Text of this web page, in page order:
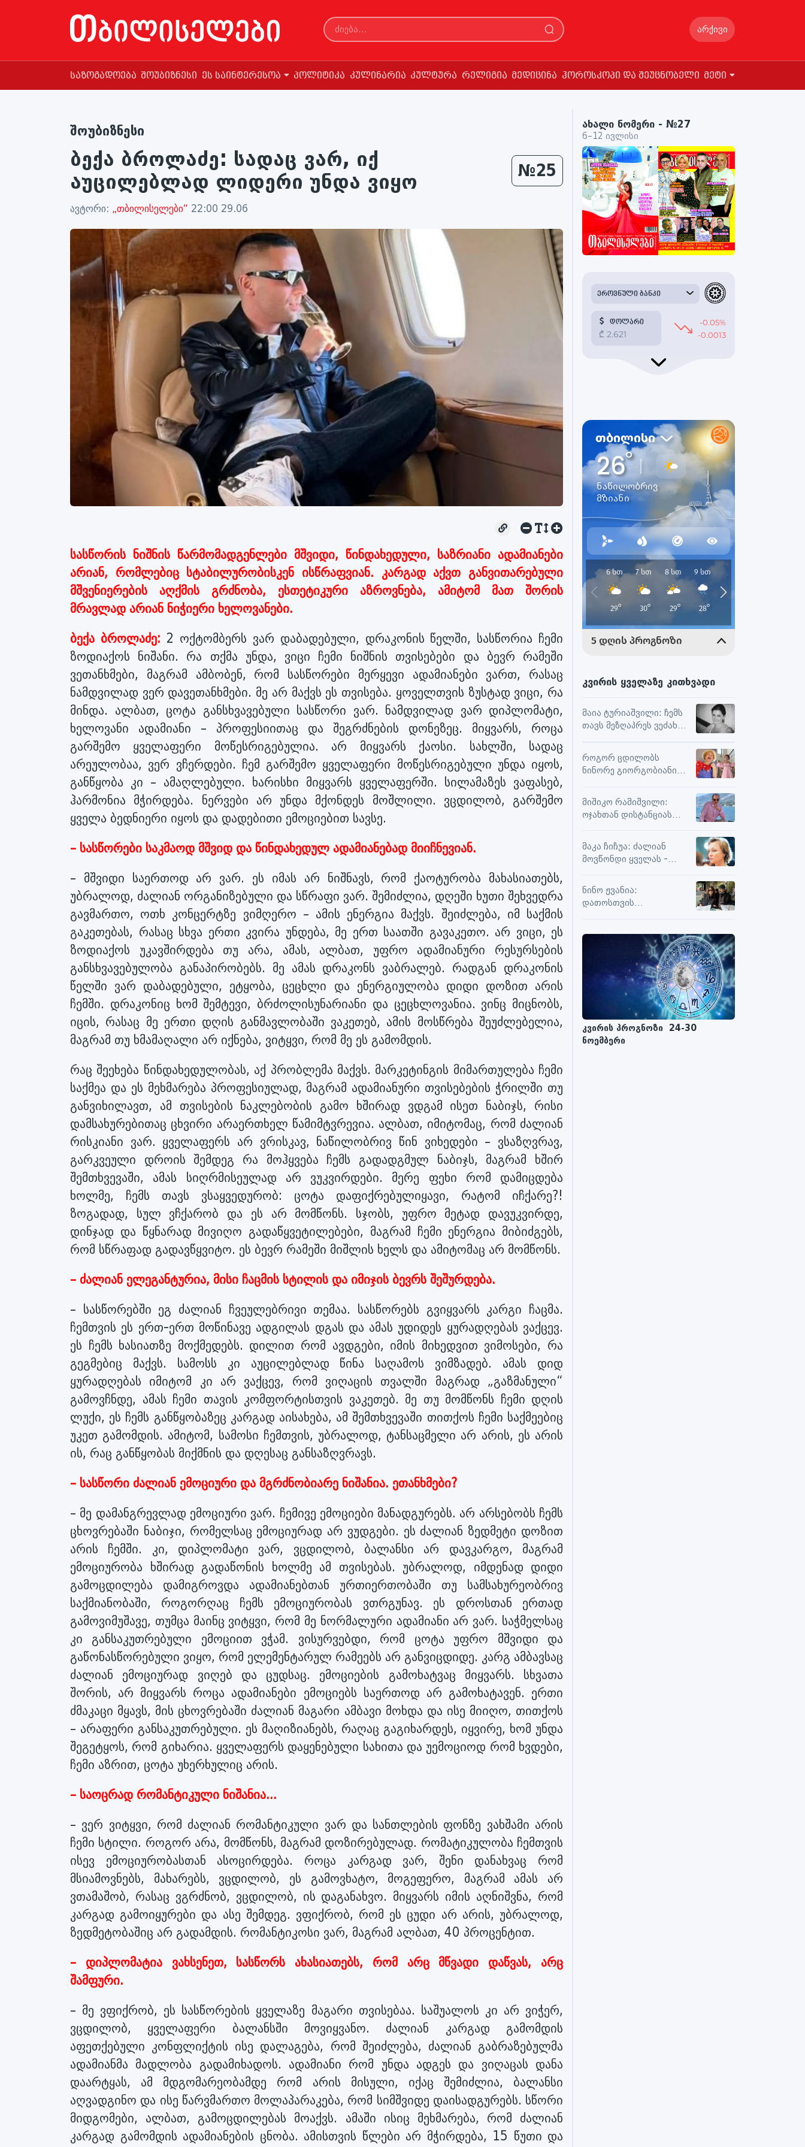
არქივი
საზოგადოება შოუბიზნესი ეს საინტერესოა პოლიტიკა კულინარია კულტურა რელიგია მედიცინა ჰოროსკოპი და შეუცნობელი მეტი
შოუბიზნესი
ბექა ბროლაძე: სადაც ვარ, იქ
აუცილებლად ლიდერი უნდა ვიყო
№25
ავტორი: „თბილისელები“ 22:00 29.06
სასწორის ნიშნის წარმომადგენლები მშვიდი, წინდახედული, საზრიანი ადამიანები
არიან, რომლებიც სტაბილურობისკენ ისწრაფვიან. კარგად აქვთ განვითარებული
მშვენიერების აღქმის გრძნობა, ესთეტიკური აზროვნება, ამიტომ მათ შორის
მრავლად არიან ნიჭიერი ხელოვანები.
ბექა ბროლაძე: 2 ოქტომბერს ვარ დაბადებული, დრაკონის წელში, სასწორია ჩემი
ზოდიაქოს ნიშანი. რა თქმა უნდა, ვიცი ჩემი ნიშნის თვისებები და ბევრ რამეში
ვეთანხმები, მაგრამ ამბობენ, რომ სასწორები მერყევი ადამიანები ვართ, რასაც
ნამდვილად ვერ დავეთანხმები. მე არ მაქვს ეს თვისება. ყოველთვის ზუსტად ვიცი, რა
მინდა. ალბათ, ცოტა განსხვავებული სასწორი ვარ. ნამდვილად ვარ დიპლომატი,
ხელოვანი ადამიანი – პროფესიითაც და შეგრძნების დონეზეც. მიყვარს, როცა
გარშემო ყველაფერი მოწესრიგებულია. არ მიყვარს ქაოსი. სახლში, სადაც
არეულობაა, ვერ ვჩერდები. ჩემ გარშემო ყველაფერი მოწესრიგებული უნდა იყოს,
განწყობა კი – ამაღლებული. ხარისხი მიყვარს ყველაფერში. სილამაზეს ვაფასებ,
ჰარმონია მჭირდება. ნერვები არ უნდა მქონდეს მოშლილი. ვცდილობ, გარშემო
ყველა ბედნიერი იყოს და დადებითი ემოციებით სავსე.
– სასწორები საკმაოდ მშვიდ და წინდახედულ ადამიანებად მიიჩნევიან.
– მშვიდი საერთოდ არ ვარ. ეს იმას არ ნიშნავს, რომ ქაოტურობა მახასიათებს,
უბრალოდ, ძალიან ორგანიზებული და სწრაფი ვარ. შემიძლია, დღეში ხუთი შეხვედრა
გავმართო, ოთხ კონცერტზე ვიმღერო – ამის ენერგია მაქვს. შეიძლება, იმ საქმის
გაკეთებას, რასაც სხვა ერთი კვირა უნდება, მე ერთ საათში გავაკეთო. არ ვიცი, ეს
ზოდიაქოს უკავშირდება თუ არა, ამას, ალბათ, უფრო ადამიანური რესურსების
განსხვავებულობა განაპირობებს. მე ამას დრაკონს ვაბრალებ. რადგან დრაკონის
წელში ვარ დაბადებული, ეტყობა, ცეცხლი და ენერგიულობა დიდი დოზით არის
ჩემში. დრაკონიც ხომ შემტევი, ბრძოლისუნარიანი და ცეცხლოვანია. ვინც მიცნობს,
იცის, რასაც მე ერთი დღის განმავლობაში ვაკეთებ, ამის მოსწრება შეუძლებელია,
მაგრამ თუ ხმამაღალი არ იქნება, ვიტყვი, რომ მე ეს გამომდის.
რაც შეეხება წინდახედულობას, აქ პრობლემა მაქვს. მარკეტინგის მიმართულება ჩემი
საქმეა და ეს მეხმარება პროფესიულად, მაგრამ ადამიანური თვისებების ჭრილში თუ
განვიხილავთ, ამ თვისების ნაკლებობის გამო ხშირად ვდგამ ისეთ ნაბიჯს, რისი
დამსახურებითაც ცხვირი არაერთხელ წამიმტვრევია. ალბათ, იმიტომაც, რომ ძალიან
რისკიანი ვარ. ყველაფერს არ ვრისკავ, ნაწილობრივ წინ ვიხედები – ვსაზღვრავ,
გარკვეული დროის შემდეგ რა მოჰყვება ჩემს გადადგმულ ნაბიჯს, მაგრამ ხშირ
შემთხვევაში, ამას სიღრმისეულად არ ვუკვირდები. მერე ფეხი რომ დამიცდება
ხოლმე, ჩემს თავს ვსაყვედურობ: ცოტა დაფიქრებულიყავი, რატომ იჩქარე?!
ზოგადად, სულ ვჩქარობ და ეს არ მომწონს. სჯობს, უფრო მეტად დავუკვირდე,
დინჯად და წყნარად მივიღო გადაწყვეტილებები, მაგრამ ჩემი ენერგია მიბიძგებს,
რომ სწრაფად გადავწყვიტო. ეს ბევრ რამეში მიშლის ხელს და ამიტომაც არ მომწონს.
– ძალიან ელეგანტურია, მისი ჩაცმის სტილის და იმიჯის ბევრს შეშურდება.
– სასწორებში ეგ ძალიან ჩვეულებრივი თემაა. სასწორებს გვიყვარს კარგი ჩაცმა.
ჩემთვის ეს ერთ-ერთ მოწინავე ადგილას დგას და ამას უდიდეს ყურადღებას ვაქცევ.
ეს ჩემს ხასიათზე მოქმედებს. დილით რომ ავდგები, იმის მიხედვით ვიმოსები, რა
გეგმებიც მაქვს. სამოსს კი აუცილებლად წინა საღამოს ვიმზადებ. ამას დიდ
ყურადღებას იმიტომ კი არ ვაქცევ, რომ ვიღაცის თვალში მაგრად „გაზმანული“
გამოვჩნდე, ამას ჩემი თავის კომფორტისთვის ვაკეთებ. მე თუ მომწონს ჩემი დღის
ლუქი, ეს ჩემს განწყობაზეც კარგად აისახება, ამ შემთხვევაში თითქოს ჩემი საქმეებიც
უკეთ გამომდის. ამიტომ, სამოსი ჩემთვის, უბრალოდ, ტანსაცმელი არ არის, ეს არის
ის, რაც განწყობას მიქმნის და დღესაც განსაზღვრავს.
– სასწორი ძალიან ემოციური და მგრძნობიარე ნიშანია. ეთანხმები?
– მე დამანგრევლად ემოციური ვარ. ჩემივე ემოციები მანადგურებს. არ არსებობს ჩემს
ცხოვრებაში ნაბიჯი, რომელსაც ემოციურად არ ვუდგები. ეს ძალიან ზედმეტი დოზით
არის ჩემში. კი, დიპლომატი ვარ, ვცდილობ, ბალანსი არ დავკარგო, მაგრამ
ემოციურობა ხშირად გადაწონის ხოლმე ამ თვისებას. უბრალოდ, იმდენად დიდი
გამოცდილება დამიგროვდა ადამიანებთან ურთიერთობაში თუ სამსახურეობრივ
საქმიანობაში, როგორღაც ჩემს ემოციურობას ვთრგუნავ. ეს დროსთან ერთად
გამოვიმუშავე, თუმცა მაინც ვიტყვი, რომ მე ნორმალური ადამიანი არ ვარ. საჭმელსაც
კი განსაკუთრებული ემოციით ვჭამ. ვისურვებდი, რომ ცოტა უფრო მშვიდი და
გაწონასწორებული ვიყო, რომ ელემენტარულ რამეებს არ განვიცდიდე. კარგ ამბავსაც
ძალიან ემოციურად ვიღებ და ცუდსაც. ემოციების გამოხატვაც მიყვარს. სხვათა
შორის, არ მიყვარს როცა ადამიანები ემოციებს საერთოდ არ გამოხატავენ. ერთი
ძმაკაცი მყავს, მის ცხოვრებაში ძალიან მაგარი ამბავი მოხდა და ისე მიიღო, თითქოს
– არაფერი განსაკუთრებული. ეს მაღიზიანებს, რაღაც გაგიხარდეს, იყვირე, ხომ უნდა
შეგეტყოს, რომ გიხარია. ყველაფერს დაყენებული სახითა და უემოციოდ რომ ხვდები,
ჩემი აზრით, ცოტა უხერხულიც არის.
– საოცრად რომანტიკული ნიშანია...
– ვერ ვიტყვი, რომ ძალიან რომანტიკული ვარ და სანთლების ფონზე ვახშამი არის
ჩემი სტილი. როგორ არა, მომწონს, მაგრამ დოზირებულად. რომატიკულობა ჩემთვის
ისევ ემოციურობასთან ასოცირდება. როცა კარგად ვარ, შენი დანახვაც რომ
მსიამოვნებს, მახარებს, ვცდილობ, ეს გამოვხატო, მოგეფერო, მაგრამ ამას არ
ვთამაშობ, რასაც ვგრძნობ, ვცდილობ, ის დაგანახვო. მიყვარს იმის აღნიშვნა, რომ
კარგად გამოიყურები და ასე შემდეგ. ვფიქრობ, რომ ეს ცუდი არ არის, უბრალოდ,
ზედმეტობაშიც არ გადამდის. რომანტიკოსი ვარ, მაგრამ ალბათ, 40 პროცენტით.
– დიპლომატია ვახსენეთ, სასწორს ახასიათებს, რომ არც მწვადი დაწვას, არც
შამფური.
– მე ვფიქრობ, ეს სასწორების ყველაზე მაგარი თვისებაა. საშუალოს კი არ ვიჭერ,
ვცდილობ, ყველაფერი ბალანსში მოვიყვანო. ძალიან კარგად გამომდის
აფეთქებული კონფლიქტის ისე დალაგება, რომ შეიძლება, ძალიან გაბრაზებულმა
ადამიანმა მადლობა გადამიხადოს. ადამიანი რომ უნდა ადგეს და ვიღაცას დანა
დაარტყას, ამ მდგომარეობამდე რომ არის მისული, იქაც შემიძლია, ბალანსი
აღვადგინო და ისე წარვმართო მოლაპარაკება, რომ სიმშვიდე დაისადგურებს. სწორი
მიდგომები, ალბათ, გამოცდილებას მოაქვს. ამაში ისიც მეხმარება, რომ ძალიან
კარგად გამომდის ადამიანების ცნობა. ამისთვის წლები არ მჭირდება, 15 წუთი და
ახალი ნომერი - №27
6–12 ივლისი
კვირის ყველაზე კითხვადი
მაია ტურიაშვილი: ჩემს
თავს მეზღაპრეს ვეძახი,
ურთიერთობებსა და
შემოქმედებით
მუშაობაში
როგორ ცდილობს
ნინორე გიორგობიანი
მაქსიმალური
სიამოვნების მიღებას და
მოქმედებს თუ არა მასზე
მიშიკო რამიშვილი:
ოჯახთან დისტანციას
გრძელდება
მაკა ჩიჩუა: ძალიან
მოვწონდი ყველას -
გარეთ
ნინო ჟვანია:
დათოსთვის
კვირის პროგნოზი 24-30
ნოემბერი